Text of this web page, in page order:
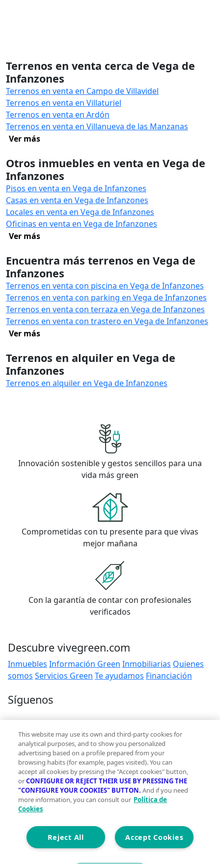
Terrenos en venta cerca de Vega de
Infanzones
Terrenos en venta en Campo de Villavidel
Terrenos en venta en Villaturiel
Terrenos en venta en Ardón
Terrenos en venta en Villanueva de las Manzanas
Ver más
Otros inmuebles en venta en Vega de
Infanzones
Pisos en venta en Vega de Infanzones
Casas en venta en Vega de Infanzones
Locales en venta en Vega de Infanzones
Oficinas en venta en Vega de Infanzones
Ver más
Encuentra más terrenos en Vega de
Infanzones
Terrenos en venta con piscina en Vega de Infanzones
Terrenos en venta con parking en Vega de Infanzones
Terrenos en venta con terraza en Vega de Infanzones
Terrenos en venta con trastero en Vega de Infanzones
Ver más
Terrenos en alquiler en Vega de
Infanzones
Terrenos en alquiler en Vega de Infanzones
Innovación sostenible y gestos sencillos para una
vida más green
Comprometidas con tu presente para que vivas
mejor mañana
Con la garantía de contar con profesionales
verificados
Descubre vivegreen.com
Inmuebles Información Green Inmobiliarias Quienes
somos Servicios Green Te ayudamos Financiación
Síguenos
Contacto
hola@vivegreen.com
Aviso Legal
Condiciones de uso
Politica de privacidad
Política de cookies
Accesibilidad
This website may use its own and third-party cookies for
analytical purposes, and to show you personalized
advertising based on a profile prepared from your
browsing habits (for example, pages visited). You can
accept all cookies by pressing the "Accept cookies" button,
orCONFIGURE OR REJECT THEIR USE BY PRESSING THE
"CONFIGURE YOUR COOKIES" BUTTON. And if you need
more information, you can consult our Política de
Cookies
Accept Cookies
Reject All